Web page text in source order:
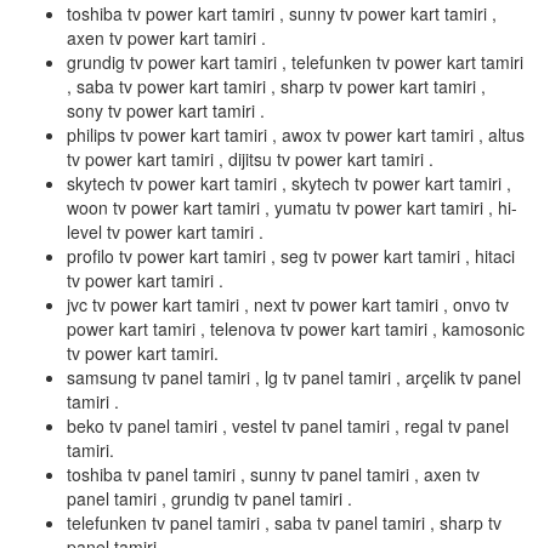
toshiba tv power kart tamiri , sunny tv power kart tamiri ,
axen tv power kart tamiri .
grundig tv power kart tamiri , telefunken tv power kart tamiri
, saba tv power kart tamiri , sharp tv power kart tamiri ,
sony tv power kart tamiri .
philips tv power kart tamiri , awox tv power kart tamiri , altus
tv power kart tamiri , dijitsu tv power kart tamiri .
skytech tv power kart tamiri , skytech tv power kart tamiri ,
woon tv power kart tamiri , yumatu tv power kart tamiri , hi-
level tv power kart tamiri .
profilo tv power kart tamiri , seg tv power kart tamiri , hitaci
tv power kart tamiri .
jvc tv power kart tamiri , next tv power kart tamiri , onvo tv
power kart tamiri , telenova tv power kart tamiri , kamosonic
tv power kart tamiri.
samsung tv panel tamiri , lg tv panel tamiri , arçelik tv panel
tamiri .
beko tv panel tamiri , vestel tv panel tamiri , regal tv panel
tamiri.
toshiba tv panel tamiri , sunny tv panel tamiri , axen tv
panel tamiri , grundig tv panel tamiri .
telefunken tv panel tamiri , saba tv panel tamiri , sharp tv